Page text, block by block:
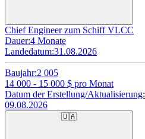
Chief Engineer zum Schiff VLCC
Dauer:4 Monate
Landedatum:31.08.2026
Baujahr:2 005
14 000 - 15 000 $ pro Monat
Datum der Erstellung/Aktualisierung:
09.08.2026
🇺🇦